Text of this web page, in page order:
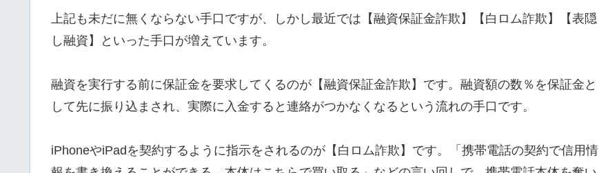
上記も未だに無くならない手口ですが、しかし最近では【融資保証金詐欺】【白ロム詐欺】【表隠
し融資】といった手口が増えています。
融資を実行する前に保証金を要求してくるのが【融資保証金詐欺】です。融資額の数％を保証金と
して先に振り込まされ、実際に入金すると連絡がつかなくなるという流れの手口です。
iPhoneやiPadを契約するように指示をされるのが【白ロム詐欺】です。「携帯電話の契約で信用情